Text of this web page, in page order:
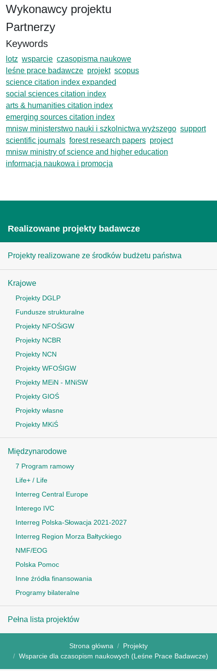
Wykonawcy projektu
Partnerzy
Keywords
lotz wsparcie czasopisma naukowe
leśne prace badawcze projekt scopus
science citation index expanded
social sciences citation index
arts & humanities citation index
emerging sources citation index
mnisw ministerstwo nauki i szkolnictwa wyższego support
scientific journals forest research papers project
mnisw ministry of science and higher education
informacja naukowa i promocja
Realizowane projekty badawcze
Projekty realizowane ze środków budżetu państwa
Krajowe
Projekty DGLP
Fundusze strukturalne
Projekty NFOŚiGW
Projekty NCBR
Projekty NCN
Projekty WFOŚIGW
Projekty MEiN - MNiSW
Projekty GIOŚ
Projekty własne
Projekty MKiŚ
Międzynarodowe
7 Program ramowy
Life+ / Life
Interreg Central Europe
Interego IVC
Interreg Polska-Słowacja 2021-2027
Interreg Region Morza Bałtyckiego
NMF/EOG
Polska Pomoc
Inne źródła finansowania
Programy bilateralne
Pełna lista projektów
Strona główna
Projekty
Wsparcie dla czasopism naukowych (Leśne Prace Badawcze)